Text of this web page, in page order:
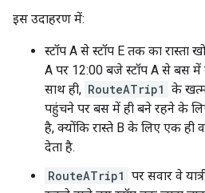
इस उदाहरण में:
स्टॉप A से स्टॉप E तक का रास्ता
A पर 12:00 बजे स्टॉप A से बस में
साथ ही, RouteATrip1 के खत्म
पहुंचने पर बस में ही बने रहने के
है, क्योंकि रास्ते B के लिए एक ही
देता है.
RouteATrip1 पर सवार वे